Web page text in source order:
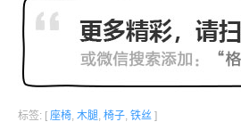
标签: [ 座椅, 木腿, 椅子, 铁丝 ]